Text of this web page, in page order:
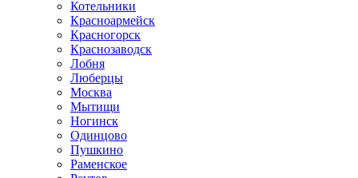
Котельники
Красноармейск
Красногорск
Краснозаводск
Лобня
Люберцы
Москва
Мытищи
Ногинск
Одинцово
Пушкино
Раменское